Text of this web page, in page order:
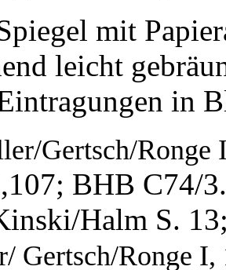
mit
leicht
in
Gertsch/Ronge
BHB C74/
Halm S.
Gertsch/Ronge